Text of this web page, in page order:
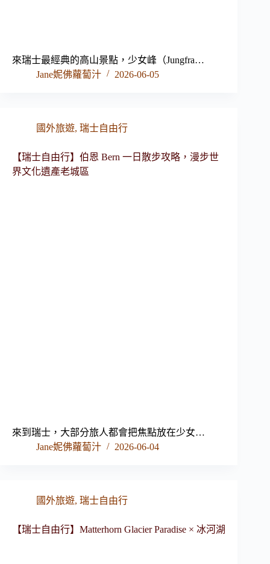
來瑞士最經典的高山景點，少女峰（Jungfra…
Jane妮佛蘿蔔汁
2026-06-05
國外旅遊, 瑞士自由行
【瑞士自由行】伯恩 Bern 一日散步攻略，漫步世
界文化遺產老城區
來到瑞士，大部分旅人都會把焦點放在少女…
Jane妮佛蘿蔔汁
2026-06-04
國外旅遊, 瑞士自由行
【瑞士自由行】Matterhorn Glacier Paradise × 冰河湖